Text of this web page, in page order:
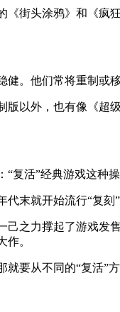
头涂鸦》和《疯狂
他们常将重制或移
外，也有像《超级
活”经典游戏这种操
就开始流行“复刻”
力撑起了游戏发售
作。
要从不同的“复活”方